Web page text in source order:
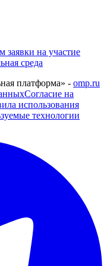
заявки на участие
среда
платформа» - omp.ru
Согласие на
использования
технологии